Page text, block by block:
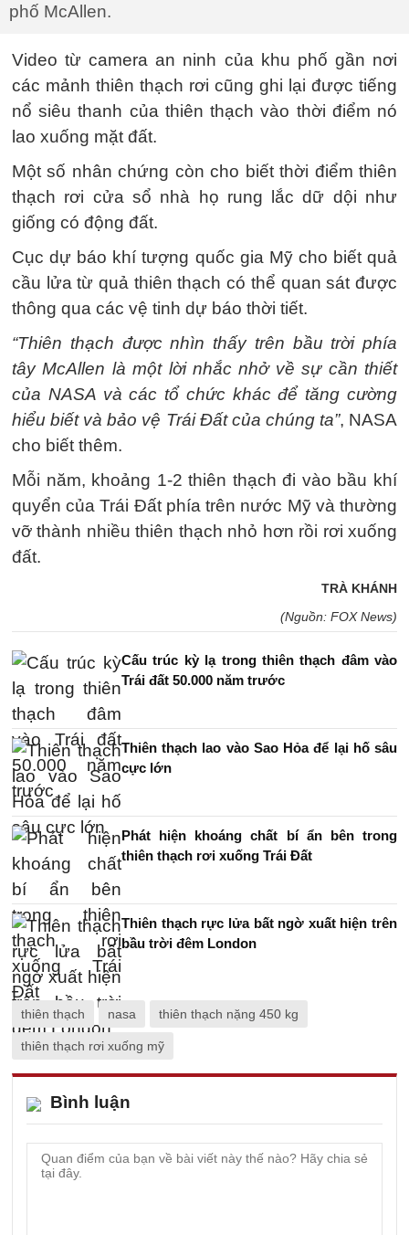
phố McAllen.
Video từ camera an ninh của khu phố gần nơi
các mảnh thiên thạch rơi cũng ghi lại được tiếng
nổ siêu thanh của thiên thạch vào thời điểm nó
lao xuống mặt đất.
Một số nhân chứng còn cho biết thời điểm thiên
thạch rơi cửa sổ nhà họ rung lắc dữ dội như
giống có động đất.
Cục dự báo khí tượng quốc gia Mỹ cho biết quả
cầu lửa từ quả thiên thạch có thể quan sát được
thông qua các vệ tinh dự báo thời tiết.
“Thiên thạch được nhìn thấy trên bầu trời phía
tây McAllen là một lời nhắc nhở về sự cần thiết
của NASA và các tổ chức khác để tăng cường
hiểu biết và bảo vệ Trái Đất của chúng ta”, NASA
cho biết thêm.
Mỗi năm, khoảng 1-2 thiên thạch đi vào bầu khí
quyển của Trái Đất phía trên nước Mỹ và thường
vỡ thành nhiều thiên thạch nhỏ hơn rồi rơi xuống
đất.
TRÀ KHÁNH
(Nguồn: FOX News)
Cấu trúc kỳ lạ trong thiên thạch đâm vào
Trái đất 50.000 năm trước
Thiên thạch lao vào Sao Hỏa để lại hố sâu
cực lớn
Phát hiện khoáng chất bí ẩn bên trong
thiên thạch rơi xuống Trái Đất
Thiên thạch rực lửa bất ngờ xuất hiện trên
bầu trời đêm London
thiên thạch nasa thiên thạch nặng 450 kg
thiên thạch rơi xuống mỹ
Bình luận